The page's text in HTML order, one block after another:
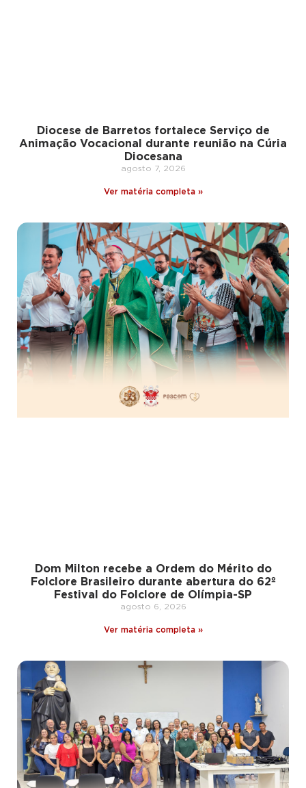
Diocese de Barretos fortalece Serviço de
Animação Vocacional durante reunião na Cúria
Diocesana
agosto 7, 2026
Ver matéria completa »
Dom Milton recebe a Ordem do Mérito do
Folclore Brasileiro durante abertura do 62º
Festival do Folclore de Olímpia-SP
agosto 6, 2026
Ver matéria completa »